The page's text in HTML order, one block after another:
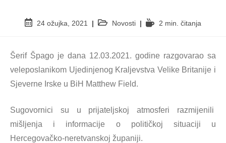
24 ožujka, 2021 Novosti 2 min. čitanja
Šerif Špago je dana 12.03.2021. godine razgovarao sa
veleposlanikom Ujedinjenog Kraljevstva Velike Britanije i
Sjeverne Irske u BiH Matthew Field.
Sugovornici su u prijateljskoj atmosferi razmijenili
mišljenja i informacije o političkoj situaciji u
Hercegovačko-neretvanskoj županiji.